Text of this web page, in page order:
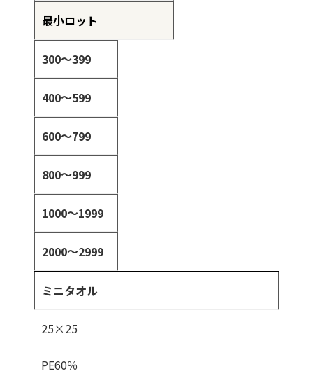
最小ロット
300～399
400～599
600～799
800～999
1000～1999
2000～2999
ミニタオル
25×25
PE60％